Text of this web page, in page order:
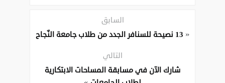
السابق
« 13 نصيحة للسنافر الجدد من طلاب جامعة النّجاح
التالي
شارك الآن في مسابقة المساحات الابتكارية